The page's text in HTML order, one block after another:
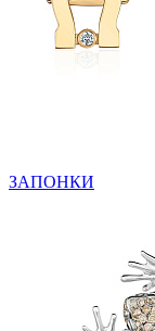
ЗАПОНКИ